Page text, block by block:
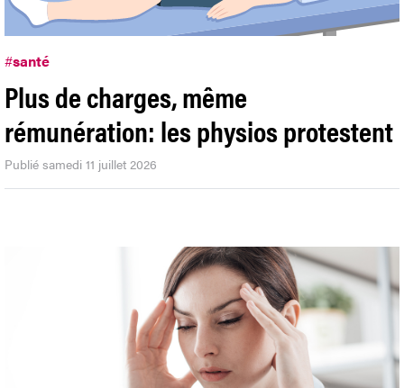
#santé
Plus de charges, même
rémunération: les physios protestent
Publié samedi 11 juillet 2026